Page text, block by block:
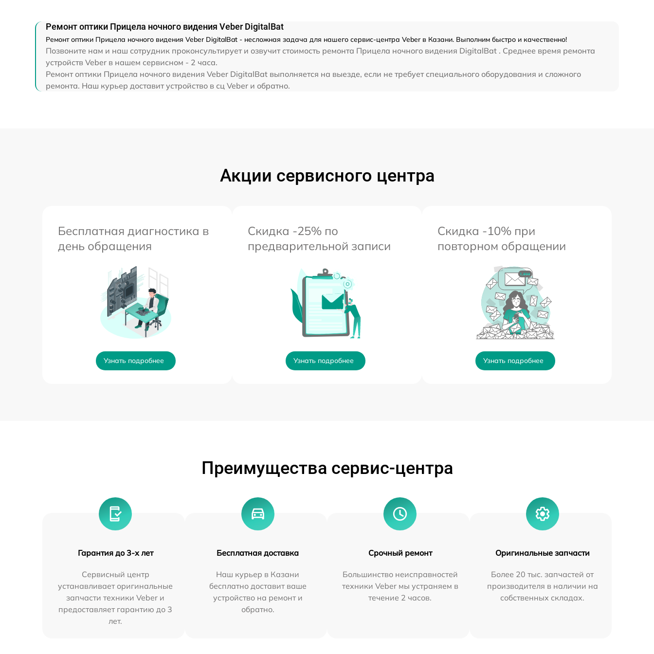
Ремонт оптики Прицела ночного видения Veber DigitalBat
Ремонт оптики Прицела ночного видения Veber DigitalBat - несложная задача для нашего сервис-центра Veber в Казани. Выполним быстро и качественно!
Позвоните нам и наш сотрудник проконсультирует и озвучит стоимость ремонта Прицела ночного видения DigitalBat . Среднее время ремонта
устройств Veber в нашем сервисном - 2 часа.
Ремонт оптики Прицела ночного видения Veber DigitalBat выполняется на выезде, если не требует специального оборудования и сложного
ремонта. Наш курьер доставит устройство в сц Veber и обратно.
Акции сервисного центра
Бесплатная диагностика в
день обращения
Узнать подробнее
Скидка -25% по
предварительной записи
Узнать подробнее
Скидка -10% при
повторном обращении
Узнать подробнее
Преимущества сервис-центра
Гарантия до 3-х лет
Сервисный центр
устанавливает оригинальные
запчасти техники Veber и
предоставляет гарантию до 3
лет.
Бесплатная доставка
Наш курьер в Казани
бесплатно доставит ваше
устройство на ремонт и
обратно.
Срочный ремонт
Большинство неисправностей
техники Veber мы устраняем в
течение 2 часов.
Оригинальные запчасти
Более 20 тыс. запчастей от
производителя в наличии на
собственных складах.